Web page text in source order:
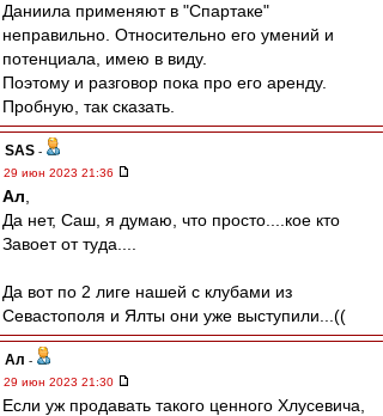
Даниила применяют в "Спартаке"
неправильно. Относительно его умений и
потенциала, имею в виду.
Поэтому и разговор пока про его аренду.
Пробную, так сказать.
SAS -
29 июн 2023 21:36
Ал
Да нет, Саш, я думаю, что просто....кое кто
Завоет от туда....
Да вот по 2 лиге нашей с клубами из
Севастополя и Ялты они уже выступили...((
Ал -
29 июн 2023 21:30
Если уж продавать такого ценного Хлусевича,